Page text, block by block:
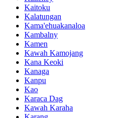
Kaitoku
Kalatungan
Kama'ehuakanaloa
Kambalny
Kamen
Kawah Kamojang
Kana Keoki
Kanaga
Kanpu
Kao
Karaca Dag
Kawah Karaha